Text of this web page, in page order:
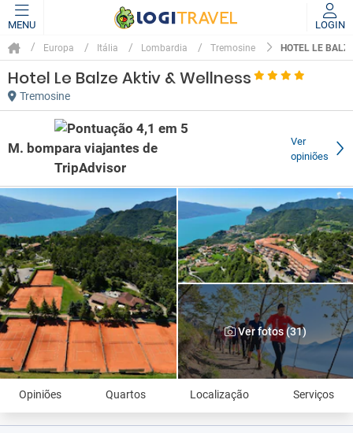
MENU LOGIN
Europa Itália Lombardia Tremosine HOTEL LE
Hotel Le Balze Aktiv & Wellness
Tremosine
M. bom
Ver
opiniões
Ver fotos (31)
Opiniões Quartos Localização Serviços